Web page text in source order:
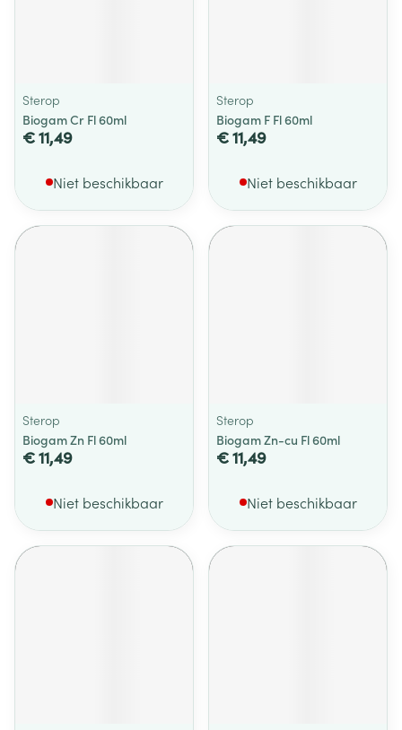
Sterop
Biogam Cr Fl 60ml
€ 11,49
Niet beschikbaar
Sterop
Biogam F Fl 60ml
€ 11,49
Niet beschikbaar
Sterop
Biogam Zn Fl 60ml
€ 11,49
Niet beschikbaar
Sterop
Biogam Zn-cu Fl 60ml
€ 11,49
Niet beschikbaar